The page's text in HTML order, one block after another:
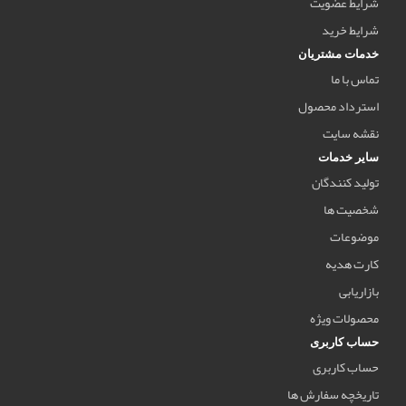
شرایط خرید
خدمات مشتریان
تماس با ما
استرداد محصول
نقشه سایت
سایر خدمات
تولید کنندگان
شخصیت ها
موضوعات
کارت هدیه
بازاریابی
محصولات ویژه
حساب کاربری
حساب کاربری
تاریخچه سفارش ها